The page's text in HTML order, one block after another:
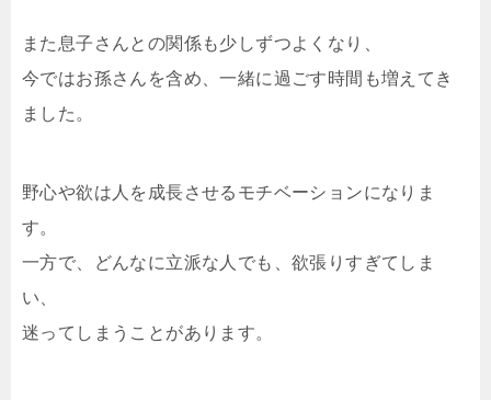
また息子さんとの関係も少しずつよくなり、
今ではお孫さんを含め、一緒に過ごす時間も増えてき
ました。
野心や欲は人を成長させるモチベーションになりま
す。
一方で、どんなに立派な人でも、欲張りすぎてしま
い、
迷ってしまうことがあります。